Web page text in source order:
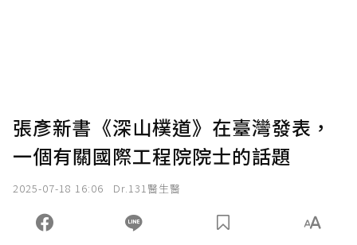
張彥新書《深山樸道》在臺灣發表，
一個有關國際工程院院士的話題
2025-07-18 16:06 Dr.131醫生醫